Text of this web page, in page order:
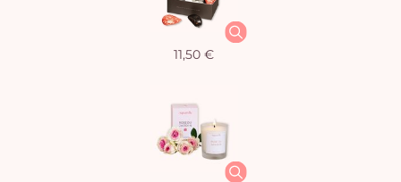
11,50 €